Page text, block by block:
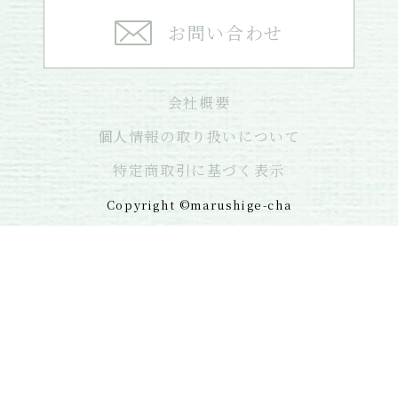
お問い合わせ
会社概要
個人情報の取り扱いについて
特定商取引に基づく表示
Copyright ©marushige-cha